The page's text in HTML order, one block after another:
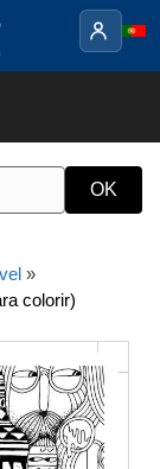
»
colorir)